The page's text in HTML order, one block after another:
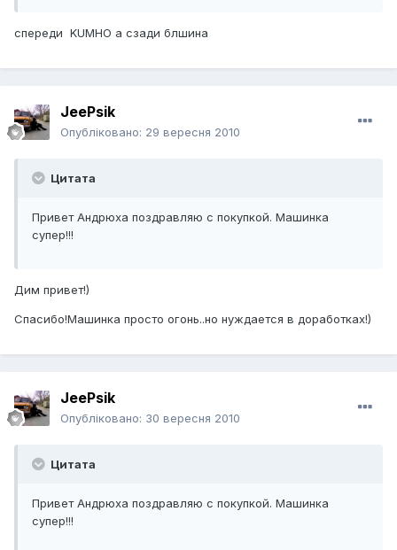
спереди KUMHO а сзади блшина
JeePsik
Опубліковано: 29 вересня 2010
Цитата
Привет Андрюха поздравляю с покупкой. Машинка
супер!!!
Дим привет!)
Спасибо!Машинка просто огонь..но нуждается в доработках!)
JeePsik
Опубліковано: 30 вересня 2010
Цитата
Привет Андрюха поздравляю с покупкой. Машинка
супер!!!